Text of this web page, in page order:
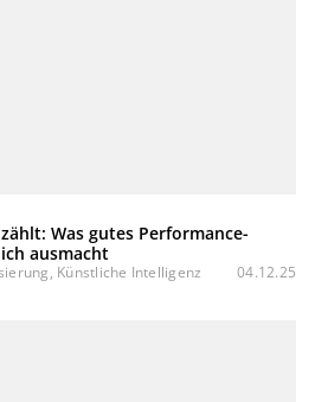
Was gutes Performance-
ausmacht
Künstliche Intelligenz 04.12.25